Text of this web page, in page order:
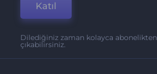
Katıl
Dilediğiniz zaman kolayca abonelikten
çıkabilirsiniz.